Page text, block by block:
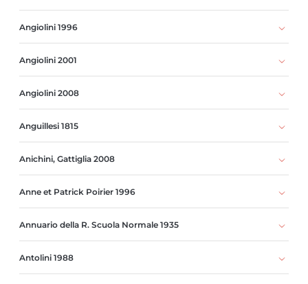
Angiolini 1996
Angiolini 2001
Angiolini 2008
Anguillesi 1815
Anichini, Gattiglia 2008
Anne et Patrick Poirier 1996
Annuario della R. Scuola Normale 1935
Antolini 1988